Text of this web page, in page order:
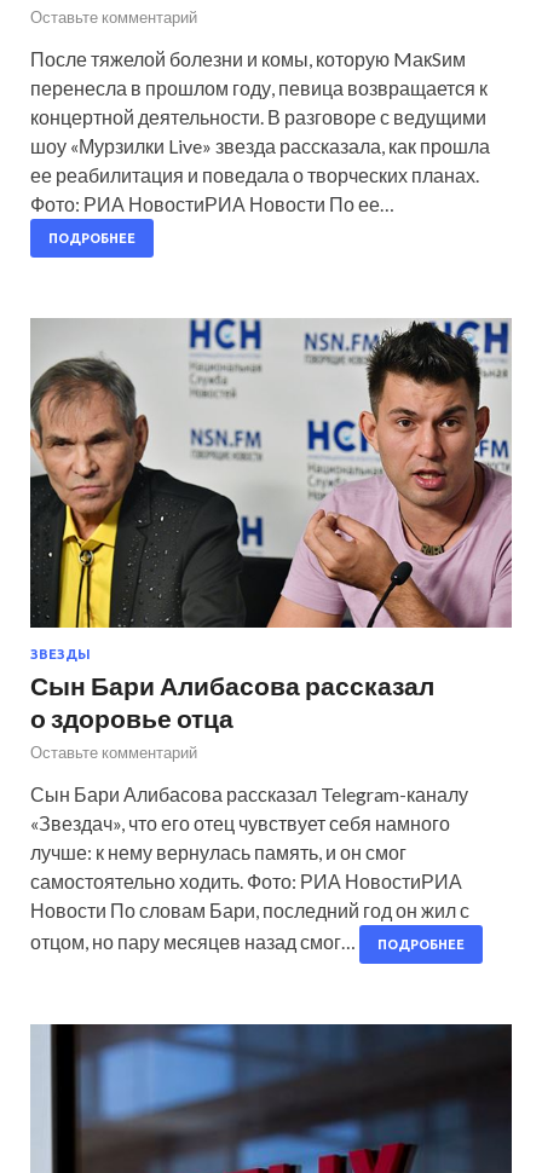
Оставьте комментарий
После тяжелой болезни и комы, которую MакSим
перенесла в прошлом году, певица возвращается к
концертной деятельности. В разговоре с ведущими
шоу «Мурзилки Live» звезда рассказала, как прошла
ее реабилитация и поведала о творческих планах.
Фото: РИА НовостиРИА Новости По ее…
ПОДРОБНЕЕ
ЗВЕЗДЫ
Сын Бари Алибасова рассказал
о здоровье отца
Оставьте комментарий
Сын Бари Алибасова рассказал Telegram-каналу
«Звездач», что его отец чувствует себя намного
лучше: к нему вернулась память, и он смог
самостоятельно ходить. Фото: РИА НовостиРИА
Новости По словам Бари, последний год он жил с
отцом, но пару месяцев назад смог…
ПОДРОБНЕЕ